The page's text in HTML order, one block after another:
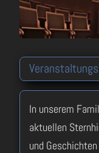
In unserem
aktuellen
und